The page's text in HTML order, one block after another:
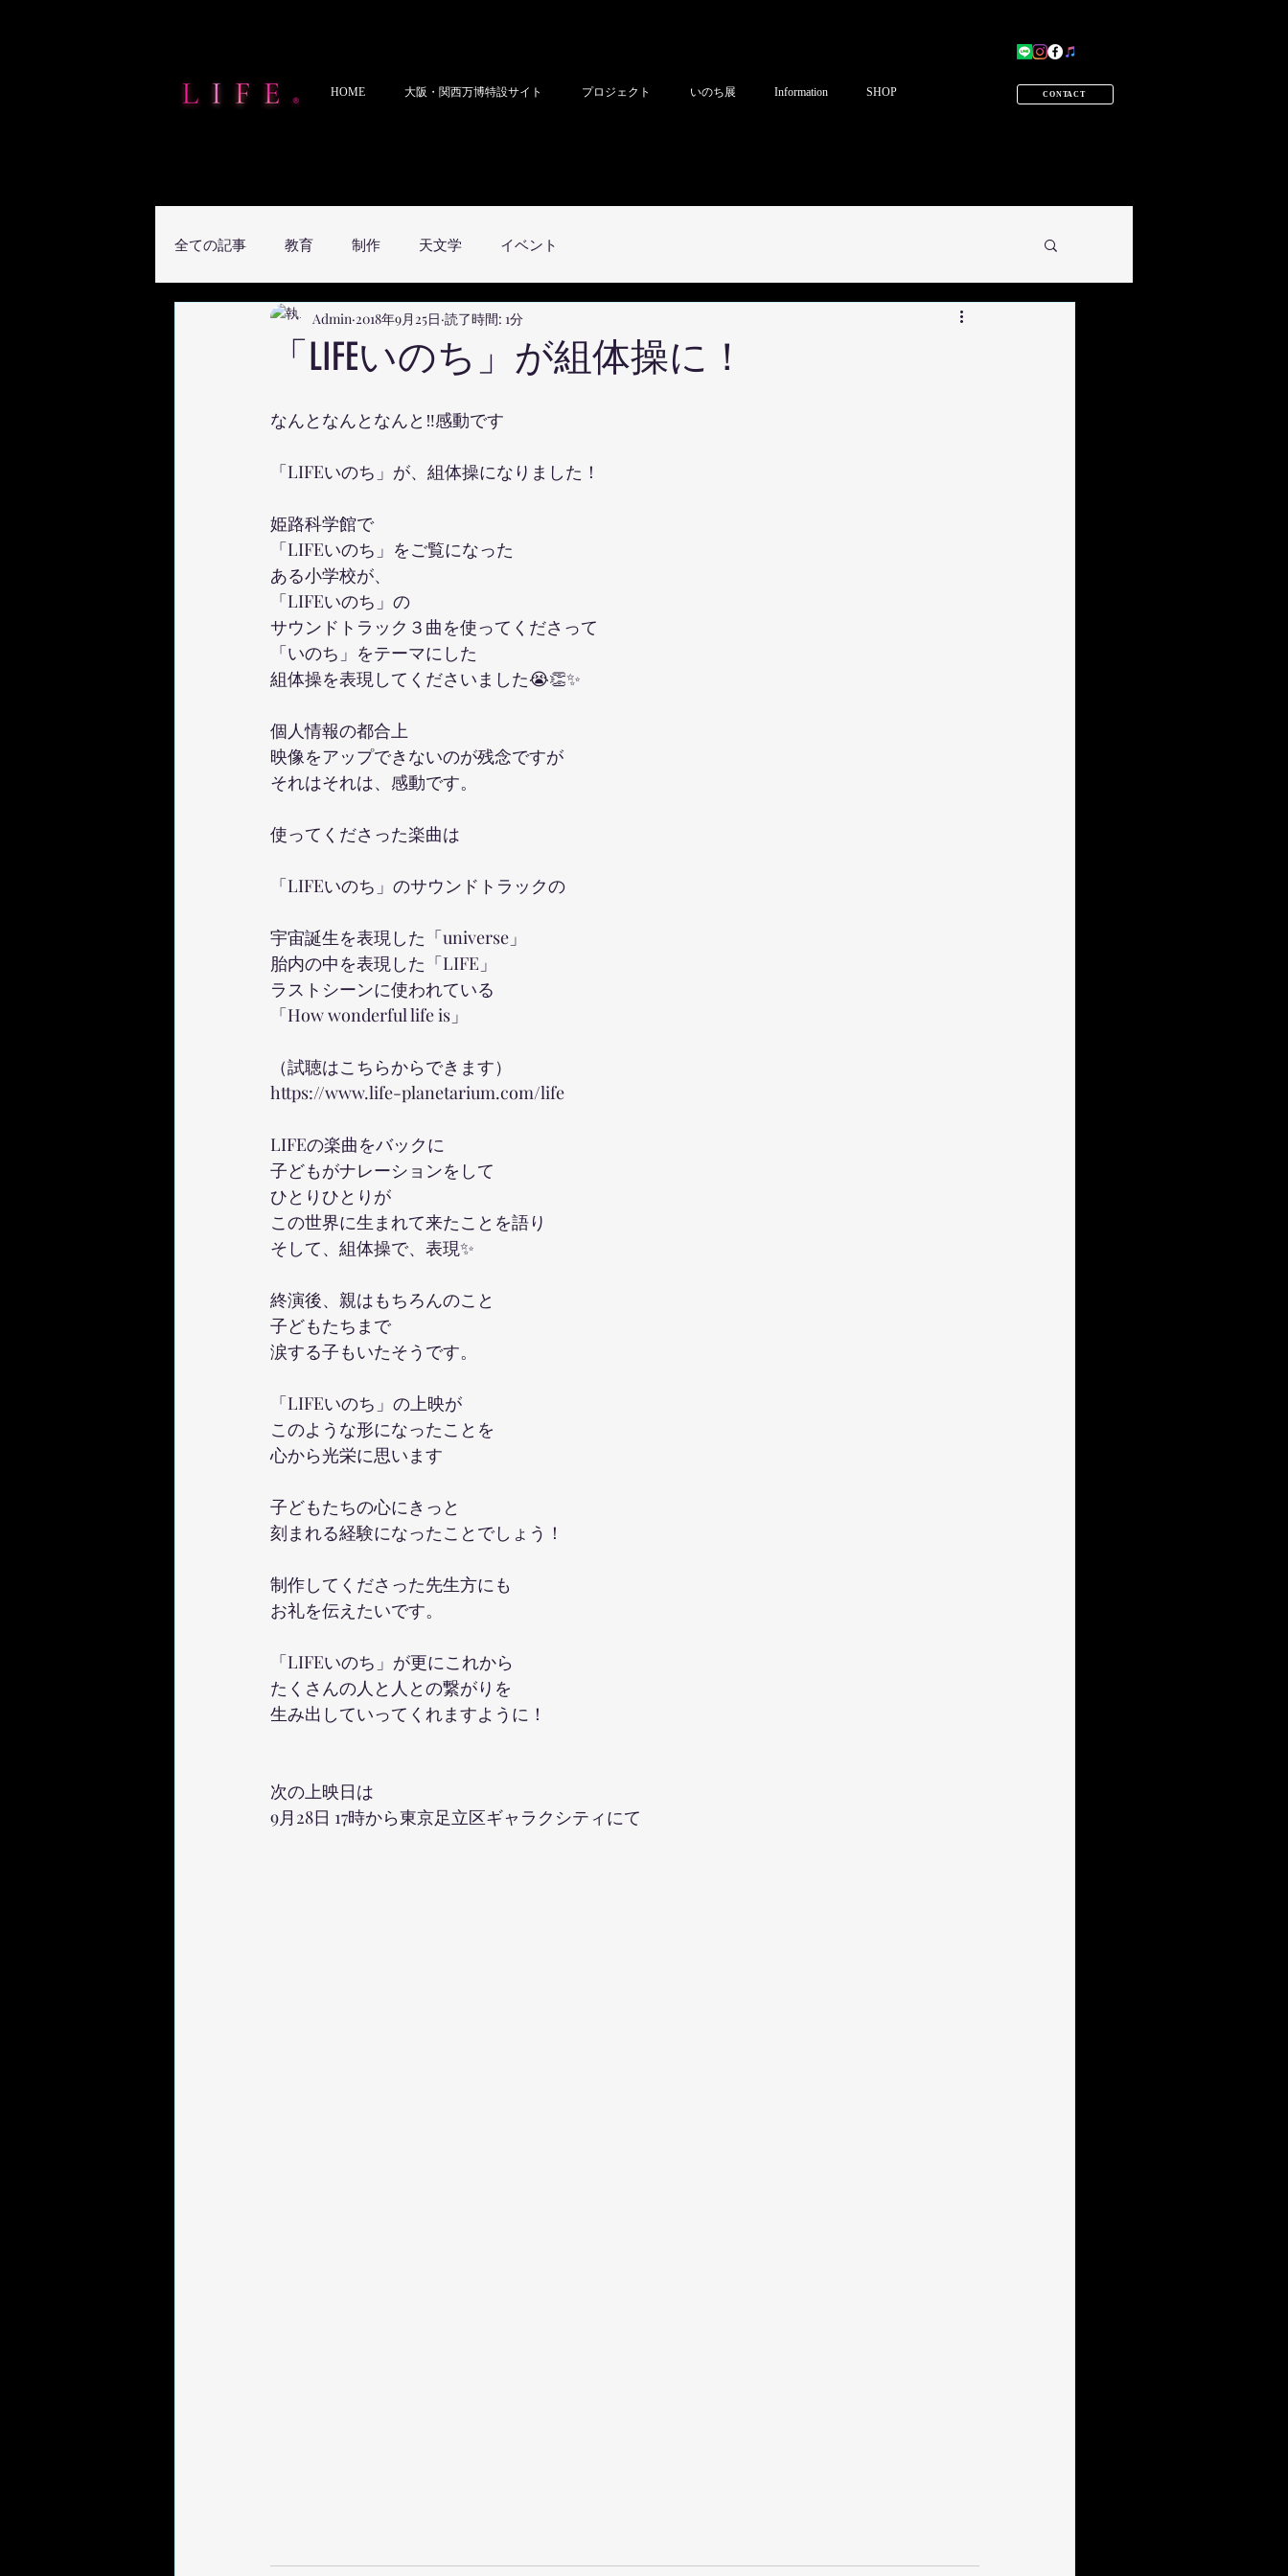
HOME 大阪・関西万博特設サイト プロジェクト いのち展 Information SHOP CONTACT
全ての記事 教育 制作 天文学 イベント
「LIFEいのち」が組体操に！
Admin 2018年9月25日 読了時間: 1分
なんとなんとなんと‼️感動です
「LIFEいのち」が、組体操になりました！
姫路科学館で
「LIFEいのち」をご覧になった
ある小学校が、
「LIFEいのち」の
サウンドトラック３曲を使ってくださって
「いのち」をテーマにした
組体操を表現してくださいました😭👏✨
個人情報の都合上
映像をアップできないのが残念ですが
それはそれは、感動です。
使ってくださった楽曲は
「LIFEいのち」のサウンドトラックの
宇宙誕生を表現した「universe」
胎内の中を表現した「LIFE」
ラストシーンに使われている
「How wonderful life is」
（試聴はこちらからできます）
https://www.life-planetarium.com/life
LIFEの楽曲をバックに
子どもがナレーションをして
ひとりひとりが
この世界に生まれて来たことを語り
そして、組体操で、表現✨
終演後、親はもちろんのこと
子どもたちまで
涙する子もいたそうです。
「LIFEいのち」の上映が
このような形になったことを
心から光栄に思います
子どもたちの心にきっと
刻まれる経験になったことでしょう！
制作してくださった先生方にも
お礼を伝えたいです。
「LIFEいのち」が更にこれから
たくさんの人と人との繋がりを
生み出していってくれますように！
次の上映日は
9月28日 17時から東京足立区ギャラクシティにて